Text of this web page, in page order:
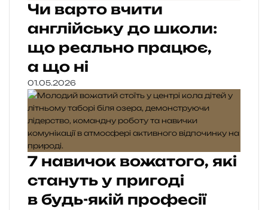
Чи варто вчити
англійську до школи:
що реально працює,
а що ні
01.05.2026
7 навичок вожатого, які
стануть у пригоді
в будь-якій професії